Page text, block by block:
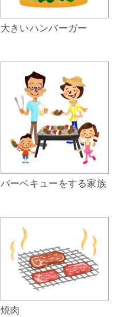
大きいハンバーガー
バーベキューをする家族
焼肉